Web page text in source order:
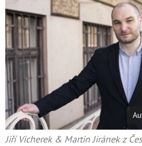
Jiří Vicherek & Martin Jiránek z